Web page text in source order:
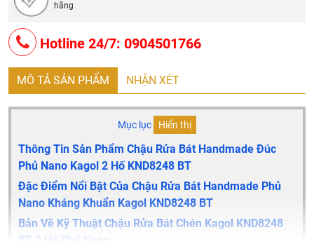
hãng
Hotline 24/7: 0904501766
MÔ TẢ SẢN PHẨM NHẬN XÉT
Mục lục Hiển thị
Thông Tin Sản Phẩm Chậu Rửa Bát Handmade Đúc
Phủ Nano Kagol 2 Hố KND8248 BT
Đặc Điểm Nổi Bật Của Chậu Rửa Bát Handmade Phủ
Nano Kháng Khuẩn Kagol KND8248 BT
Bản Vẽ Kỹ Thuật Chậu Rửa Bát Chén Kagol KND8248
BT 2 Hố Phủ Nano